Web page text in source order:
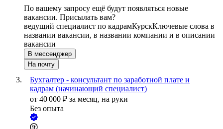
По вашему запросу ещё будут появляться новые
вакансии. Присылать вам?
ведущий специалист по кадрамКурскКлючевые слова в
названии вакансии, в названии компании и в описании
вакансии
В мессенджер
На почту
Бухгалтер - консультант по заработной плате и
кадрам (начинающий специалист)
от 40 000 ₽ за месяц, на руки
Без опыта